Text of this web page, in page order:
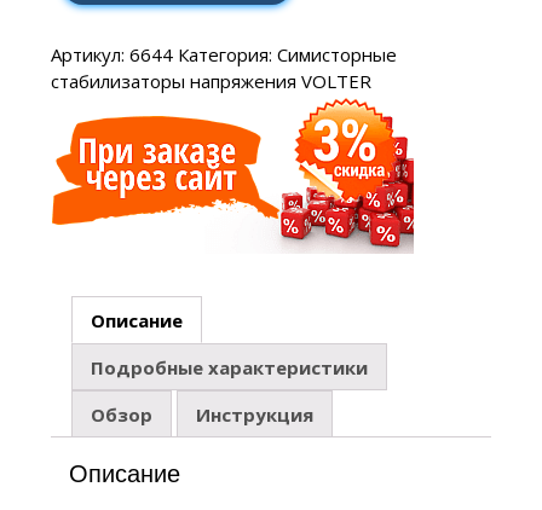
Артикул: 6644 Категория: Симисторные
стабилизаторы напряжения VOLTER
Описание
Подробные характеристики
Обзор
Инструкция
Описание